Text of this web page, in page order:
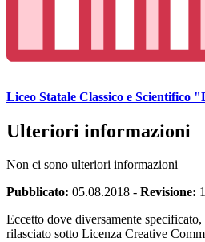
Liceo Statale Classico e Scientifico
Ulteriori informazioni
Non ci sono ulteriori informazioni
Pubblicato: 05.08.2018 - Revisione:
Eccetto dove diversamente
rilasciato sotto Licenza Creative